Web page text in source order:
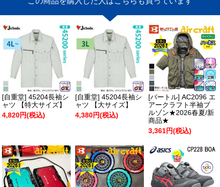
[自重堂] 45204長袖シ
ャツ 【特大サイズ】
4,820円(税込)
[自重堂] 45204長袖シ
ャツ 【大サイズ】
4,380円(税込)
[バートル] AC2096 エ
アークラフト半袖ブ
ルゾン★2026春夏/新
商品★
3,361円(税込)